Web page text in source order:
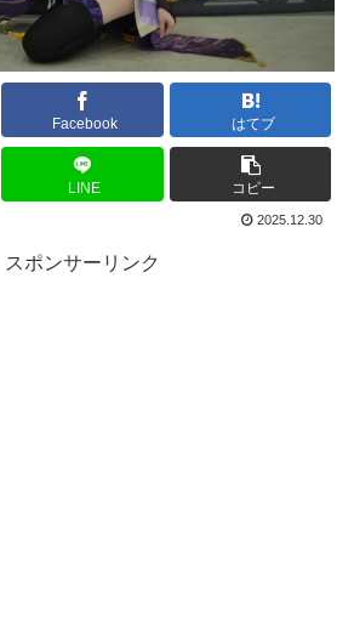
Facebook はてブ
LINE コピー
2025.12.30
スポンサーリンク